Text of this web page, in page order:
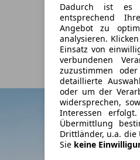
Dadurch ist es
entsprechend
Angebot zu
analysieren.
Einsatz von
verbundenen
zuzustimmen
detaillierte
oder um der
widersprechen,
Interessen
Übermittlung
Drittländer, u.a. die
Sie keine